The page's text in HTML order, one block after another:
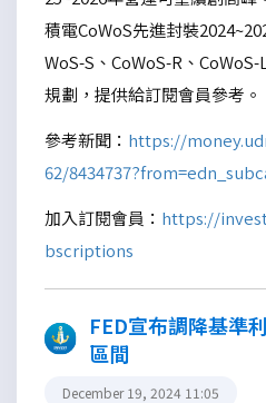
積電CoWoS先進封裝
WoS-S、CoWoS-R、
規劃，提供給訂閱會員參考。
參考新聞： https://
62/
加入訂閱會員： https://
bscriptions
FED宣布調降基準
區間
December 19, 2024 11:05